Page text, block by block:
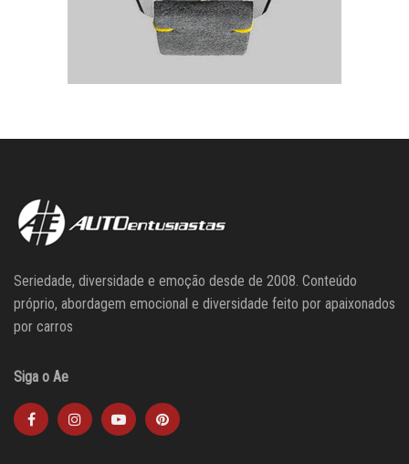
Seriedade, diversidade e emoção desde de 2008. Conteúdo
próprio, abordagem emocional e diversidade feito por apaixonados
por carros
Siga o Ae